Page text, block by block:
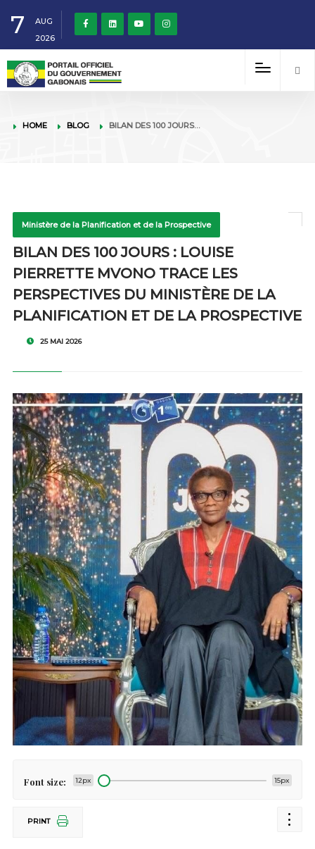
7
AUG
2026
HOME BLOG BILAN DES 100 JOURS…
Ministère de la Planification et de la Prospective
BILAN DES 100 JOURS : LOUISE
PIERRETTE MVONO TRACE LES
PERSPECTIVES DU MINISTÈRE DE LA
PLANIFICATION ET DE LA PROSPECTIVE
25 MAI 2026
Font size: 12px 15px
PRINT